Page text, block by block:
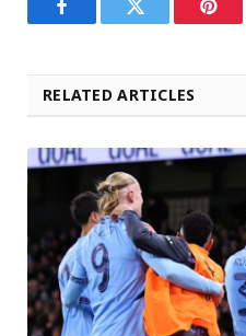
FacebookTwitter
RELATED ARTICLES